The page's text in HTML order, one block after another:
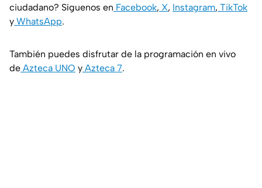
ciudadano? Síguenos en Facebook, X, Instagram, TikTok
y WhatsApp.
También puedes disfrutar de la programación en vivo
de Azteca UNO y Azteca 7.